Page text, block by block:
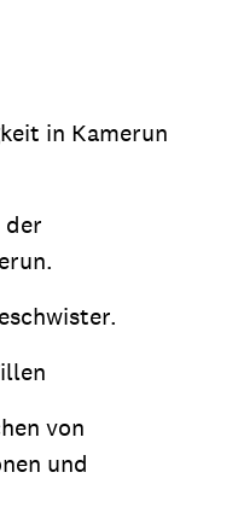
in Kamerun
der
von
und